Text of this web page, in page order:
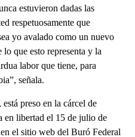
estuvieron dadas las
respetuosamente que
yo avalado como un nuevo
lo que esto representa y la
labor que tiene, para
señala.
preso en la cárcel de
en libertad el 15 de julio de
el sitio web del Buró Federal